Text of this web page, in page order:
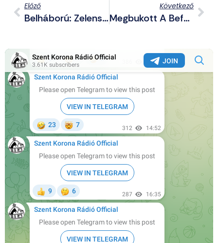
Előző
Belháború: Zelenszkij „reformnak” Állítja Be Zaluzsnij Menesztését
Következő
Megbukott A Befóliázó Gyermekvédelem